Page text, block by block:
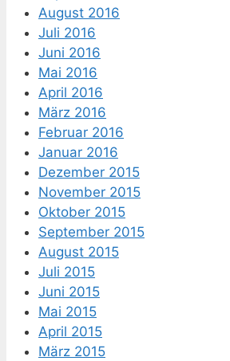
August 2016
Juli 2016
Juni 2016
Mai 2016
April 2016
März 2016
Februar 2016
Januar 2016
Dezember 2015
November 2015
Oktober 2015
September 2015
August 2015
Juli 2015
Juni 2015
Mai 2015
April 2015
März 2015